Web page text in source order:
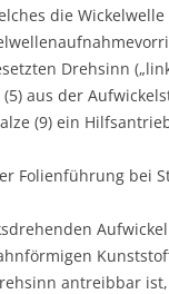
die
Drehsinn
aus der
(9) ein
Folienführung bei
antreibbar ist,